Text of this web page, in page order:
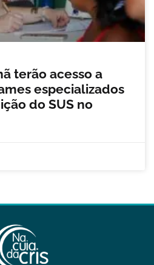
terão acesso a
especializados
do SUS no